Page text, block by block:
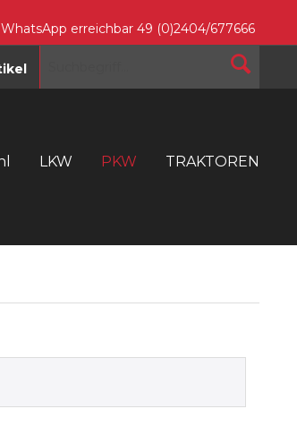
erreichbar 49 (0)2404/677666
LKW PKW TRAKTOREN